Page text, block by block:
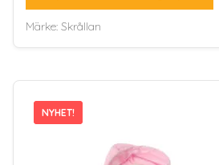
Märke: Skrållan
NYHET!
NYHET!